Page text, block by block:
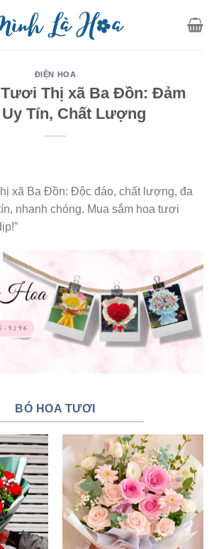
ĐIỆN HOA
Thị xã Ba Đồn: Đảm
Tín, Chất Lượng
xã Ba Đồn: Độc đáo, chất lượng, đa
nhanh chóng. Mua sắm hoa tươi
BÓ HOA TƯƠI